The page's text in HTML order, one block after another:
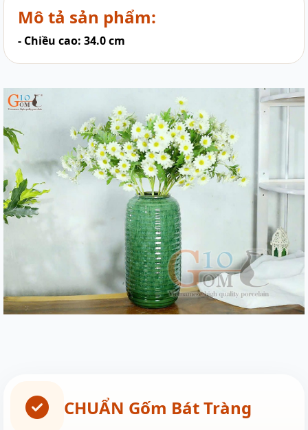
Mô tả sản phẩm:
- Chiều cao: 34.0 cm
CHUẨN Gốm Bát Tràng